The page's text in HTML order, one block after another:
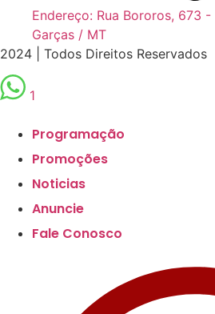
Endereço: Rua Bororos, 673
Garças / MT
2024 | Todos Direitos Reservados
1
Programação
Promoções
Noticias
Anuncie
Fale Conosco